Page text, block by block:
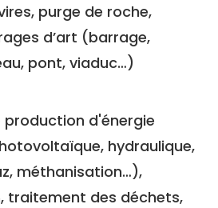
purge de roche,
d’art (barrage,
pont, viaduc…)
production d'énergie
hydraulique,
méthanisation…),
traitement des déchets,